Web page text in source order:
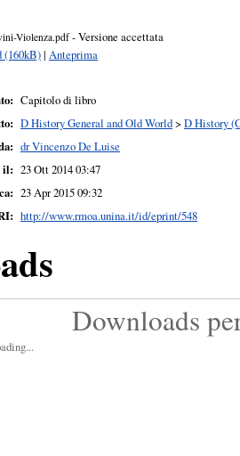
Violenza.pdf- Versione accettata
(160kB)| Anteprima
Capitolo di libro
D History General and Old World> D History
dr Vincenzo De Luise
il: 23 Ott 2014 03:47
23 Apr 2015 09:32
http://www.rmoa.unina.it/id/eprint/548
Downloads